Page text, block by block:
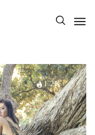
1.2K